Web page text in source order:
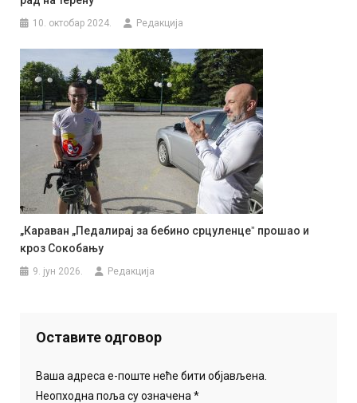
10. октобар 2024. Редакција
„Караван „Педалирај за бебино срцуленцеˮ прошао и
кроз Сокобању
9. јун 2026. Редакција
Оставите одговор
Ваша адреса е-поште неће бити објављена.
Неопходна поља су означена*